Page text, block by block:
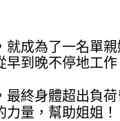
就成為了一名單親
早到晚不停地工作
最終身體超出負
量，幫助姐姐！